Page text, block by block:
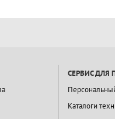
СЕРВИС ДЛЯ
Каталоги